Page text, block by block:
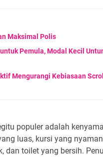
Maksimal Polis
Pemula, Modal Kecil
Mengurangi Kebiasaan Scroll
populer adalah
luas, kursi yang
dan toilet yang bersih.